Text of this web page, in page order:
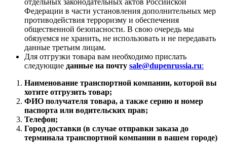
отдельных законодательных актов Российской
Федерации в части установления дополнительных мер
противодействия терроризму и обеспечения
общественной безопасности. В свою очередь мы
обязуемся не хранить, не использовать и не передавать
данные третьим лицам.
Для отгрузки товара вам необходимо прислать
следующие данные на почту sale@dupenrussia.ru:
Наименование транспортной компании, которой вы
хотите отгрузить товар;
ФИО получателя товара, а также серию и номер
паспорта или водительских прав;
Телефон;
Город доставки (в случае отправки заказа до
терминала транспортной компании в вашем городе)